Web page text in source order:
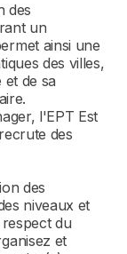
des
un
ainsi une
des villes,
de sa
l'EPT Est
des
des
niveaux et
du
et